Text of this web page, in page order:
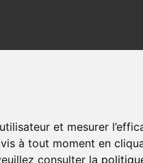
et mesurer
à tout moment en
consulter la